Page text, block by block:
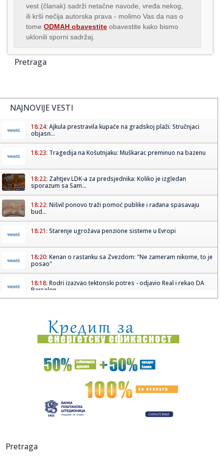
vest (članak) sadrži netačne navode, vređa nekog,
ili krši nečija autorska prava - molimo Vas da nas o
tome ODMAH obavestite obavestite kako bismo
uklonili sporni sadržaj.
Pretraga
NAJNOVIJE VESTI
18:24: Ajkula prestravila kupače na gradskoj plaži: Stručnjaci
objasn...
18:23: Tragedija na Košutnjaku: Muškarac preminuo na bazenu
18:22: Zahtjev LDK-a za predsjednika: Koliko je izgledan
sporazum sa Sam...
18:22: Nišvil ponovo traži pomoć publike i rađana spasavaju
bud...
18:21: Starenje ugrožava penzione sisteme u Evropi
18:20: Kenan o rastanku sa Zvezdom: "Ne zameram nikome, to je
posao"
18:18: Rodri izazvao tektonski potres - odjavio Real i rekao DA
Barselon...
18:13:RODRI U BARSI: Stigao je odgovor koji menja sve!
18:11:Raspisan konkurs za raspodelu 40 miliona dinara za
sprovođenje o...
Vučić dočekao vatrogasce-spasioce koji su u Španiji gasili
18:06:Zlatni olimpijac iz Livorna ozvaničio kraj
izvinjen...
Pretraga